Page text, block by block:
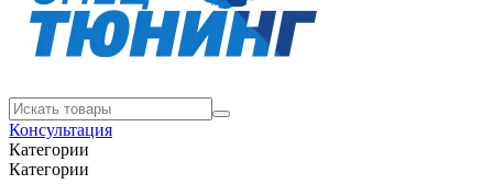
Консультация
Категории
Категории